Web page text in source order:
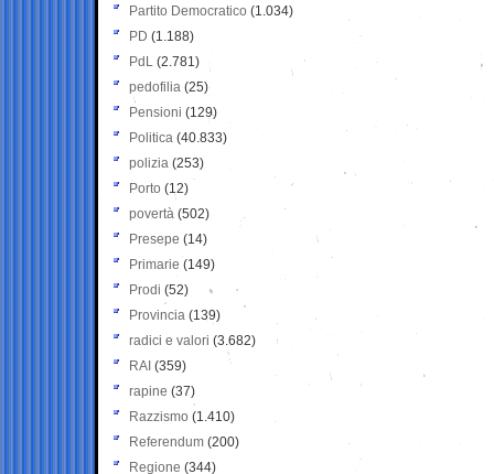
Partito Democratico (1.034)
PD (1.188)
PdL (2.781)
pedofilia (25)
Pensioni (129)
Politica (40.833)
polizia (253)
Porto (12)
povertà (502)
Presepe (14)
Primarie (149)
Prodi (52)
Provincia (139)
radici e valori (3.682)
RAI (359)
rapine (37)
Razzismo (1.410)
Referendum (200)
Regione (344)